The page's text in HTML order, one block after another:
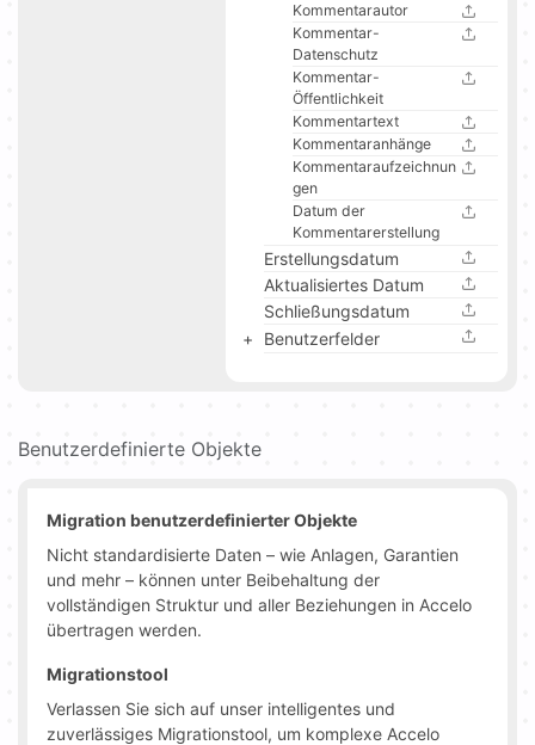
Kommentarautor
Kommentar-
Datenschutz
Kommentar-
Öffentlichkeit
Kommentartext
Kommentaranhänge
Kommentaraufzeichnun
gen
Datum der
Kommentarerstellung
Erstellungsdatum
Aktualisiertes Datum
Schließungsdatum
Benutzerfelder
Benutzerdefinierte Objekte
Migration benutzerdefinierter Objekte
Nicht standardisierte Daten – wie Anlagen, Garantien
und mehr – können unter Beibehaltung der
vollständigen Struktur und aller Beziehungen in Accelo
übertragen werden.
Migrationstool
Verlassen Sie sich auf unser intelligentes und
zuverlässiges Migrationstool, um komplexe Accelo